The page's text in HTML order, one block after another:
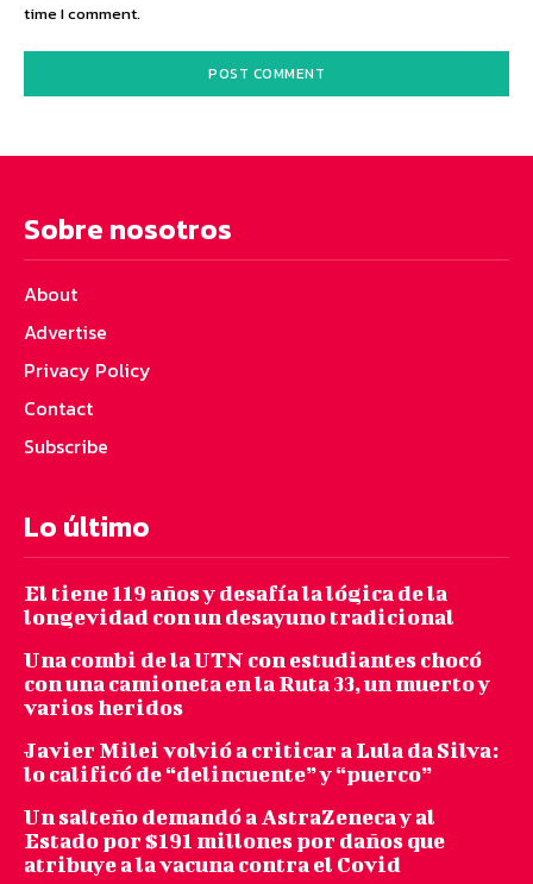
time I comment.
Sobre nosotros
About
Advertise
Privacy Policy
Contact
Subscribe
Lo último
El tiene 119 años y desafía la lógica de la
longevidad con un desayuno tradicional
Una combi de la UTN con estudiantes chocó
con una camioneta en la Ruta 33, un muerto y
varios heridos
Javier Milei volvió a criticar a Lula da Silva:
lo calificó de “delincuente” y “puerco”
Un salteño demandó a AstraZeneca y al
Estado por $191 millones por daños que
atribuye a la vacuna contra el Covid